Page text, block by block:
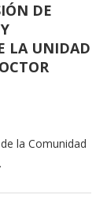
DE
LA UNIDAD
la Comunidad